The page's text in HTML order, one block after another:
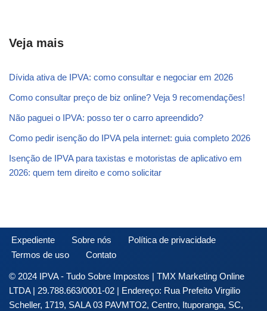
Veja mais
Dívida ativa de IPVA: como consultar e negociar em 2026
Como consultar preço de biz online? Veja 9 recomendações!
Não paguei o IPVA: posso ter o carro apreendido?
Como pedir isenção do IPVA pela internet: guia completo 2026
Isenção de IPVA para taxistas e motoristas de aplicativo em
2026: quem tem direito e como solicitar
Expediente Sobre nós
Política de privacidade
Termos de uso
Contato
© 2024 IPVA - Tudo Sobre Impostos | TMX Marketing Online
LTDA | 29.788.663/0001-02 | Endereço: Rua Prefeito Virgilio
Scheller, 1719, SALA 03 PAVMTO2, Centro, Ituporanga, SC,